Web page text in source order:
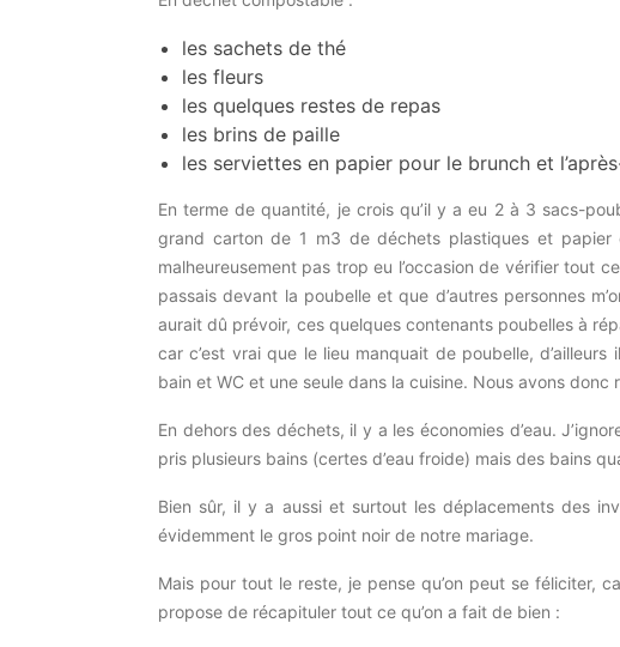
les sachets de thé
les fleurs
les quelques restes de repas
les brins de paille
les serviettes en papier pour le brunch et
En terme de quantité, je crois qu’il y a eu 2 à 3 sacs-
grand carton de 1 m3 de déchets plastiques et papier
malheureusement pas trop eu l’occasion de vérifier tout
passais devant la poubelle et que d’autres personnes
aurait dû prévoir, ces quelques contenants poubelles à
car c’est vrai que le lieu manquait de poubelle,
bain et WC et une seule dans la cuisine. Nous avons donc
En dehors des déchets, il y a les économies d’eau.
pris plusieurs bains (certes d’eau froide) mais des bains
Bien sûr, il y a aussi et surtout les déplacements des
évidemment le gros point noir de notre mariage.
Mais pour tout le reste, je pense qu’on peut se féliciter,
propose de récapituler tout ce qu’on a fait de bien :